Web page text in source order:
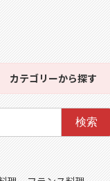
カテゴリーから探す
検索